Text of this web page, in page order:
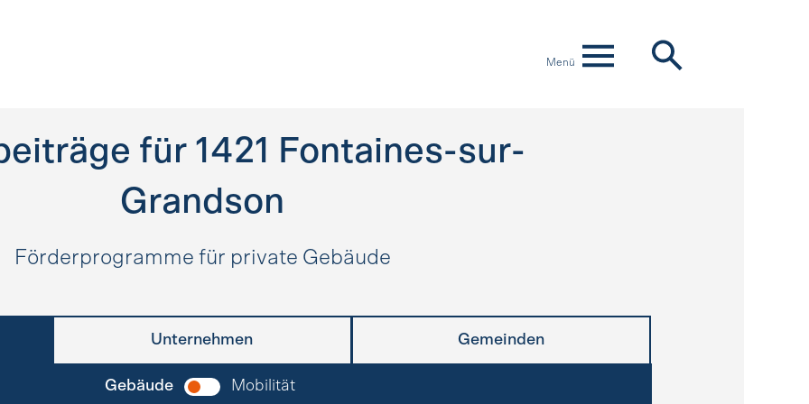
Menü
für 1421
Fontaines-sur-
Grandson
Förderprogramme für private Gebäude
Unternehmen Gemeinden
Gebäude Mobilität